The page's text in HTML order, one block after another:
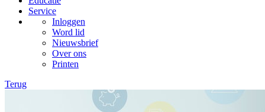
Service
Inloggen
Word lid
Nieuwsbrief
Over ons
Printen
Terug